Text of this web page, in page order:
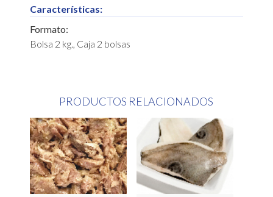
Características:
Formato:
Bolsa 2 kg., Caja 2 bolsas
PRODUCTOS RELACIONADOS